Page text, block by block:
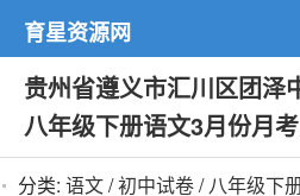
育星资源网
贵州省遵义市汇川区团泽
八年级下册语文3月份月
分类: 语文/初中试卷/八年级下